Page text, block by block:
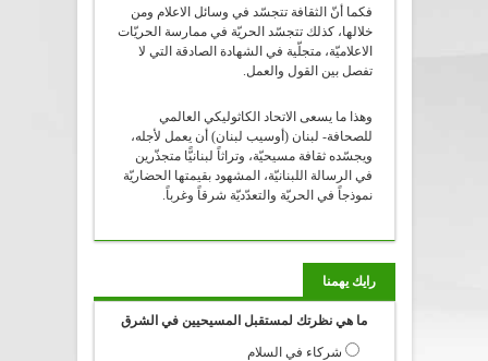
فكما أنّ الثقافة تتجسّد في وسائل الاعلام ومن
خلالها، كذلك تتجسّد الحريّة في ممارسة الحريّات
الاعلاميّة، متجلّية في الشهادة الصادقة التي لا
تفصل بين القول والعمل.
وهذا ما يسعى الاتحاد الكاثوليكي العالمي
للصحافة- لبنان (أوسيب لبنان) أن يعمل لأجله،
ويجسّده ثقافة مسيحيّة، وتراثاً لبنانيًّا متجذّرين
في الرسالة اللبنانيّة، المشهود بقيمتها الحضاريّة
نموذجاً في الحريّة والتعدّديّة شرقاً وغرباً.
رايك يهمنا
ما هي نظرتك لمستقبل المسيحيين في الشرق
شركاء في السلام